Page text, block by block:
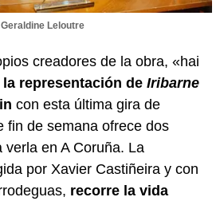
Geraldine Leloutre
creadores de la obra, «hai
la representación de Iribarne
con esta última gira de
fin de semana ofrece dos
verla en A Coruña. La
por Xavier Castiñeira y con
recorre la vida